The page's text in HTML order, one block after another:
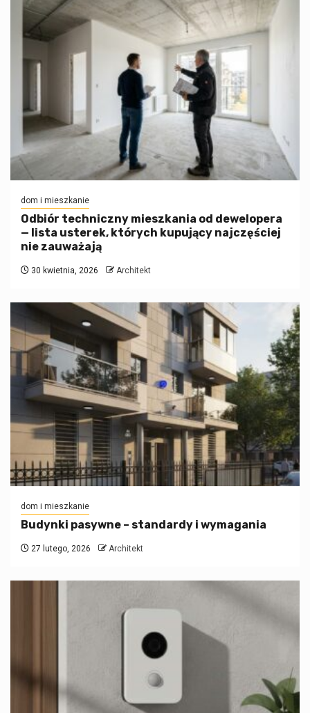
dom i mieszkanie
Odbiór techniczny mieszkania od dewelopera
— lista usterek, których kupujący najczęściej
nie zauważają
30 kwietnia, 2026 Architekt
dom i mieszkanie
Budynki pasywne – standardy i wymagania
27 lutego, 2026 Architekt